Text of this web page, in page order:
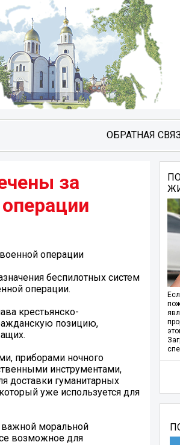
ОБРАТНАЯ
за
операции
беспилотных систем
операции.
крестьянско-
позицию,
приборами ночного
инструментами,
доставки гуманитарных
уже используется для
важной моральной
возможное для